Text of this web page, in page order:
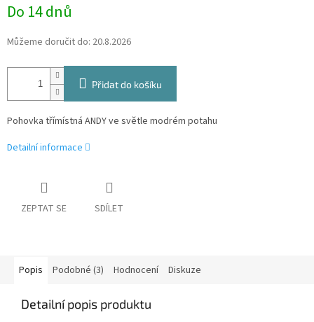
cena:
Do 14 dnů
Můžeme doručit do: 20.8.2026
Přidat do košíku
Pohovka třímístná ANDY ve světle modrém potahu
Detailní informace
ZEPTAT SE SDÍLET
Popis Podobné (3) Hodnocení Diskuze
Detailní popis produktu